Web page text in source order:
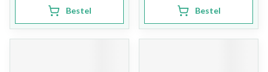
Bestel Bestel